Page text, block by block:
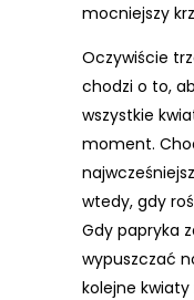
mocniejszy
Oczywiście
chodzi o to,
wszystkie
moment.
wtedy, gdy
Gdy papryka
wypuszczać
kolejne